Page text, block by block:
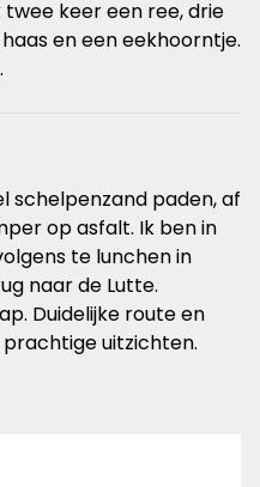
keer een ree, drie
en een eekhoorntje.
schelpenzand paden, af
op asfalt. Ik ben in
te lunchen in
naar de Lutte.
Duidelijke route en
uitzichten.